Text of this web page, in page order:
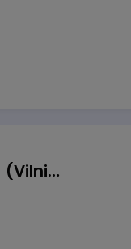
Transformacijos projektų vadovas (-ė) (Vilnius, LT)